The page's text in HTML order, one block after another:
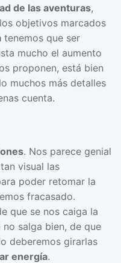
de las aventuras,
objetivos marcados
tenemos que ser
mucho el aumento
proponen, está bien
muchos más detalles
cuenta.
. Nos parece genial
visual las
poder retomar la
fracasado.
que se nos caiga la
salga bien, de que
deberemos girarlas
energía.